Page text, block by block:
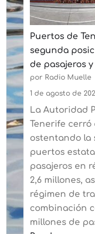
en
Las
Palmas
a
más
de
90
expertos
del
sector
Puertos de
segunda
de pasajeros
por Radio Muelle
1 de agosto de
La Autoridad
Tenerife cerró
ostentando la
puertos
pasajeros en
2,6 millones,
régimen de
combinación
millones de